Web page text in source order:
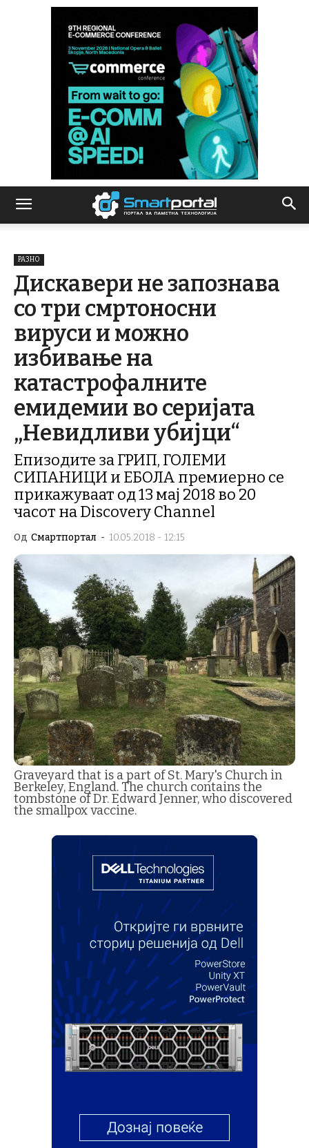
РАЗНО
Дискавери не запознава
со три смртоносни
вируси и можно
избивање на
катастрофалните
емидемии во серијата
„Невидливи убијци“
Епизодите за ГРИП, ГОЛЕМИ
СИПАНИЦИ и ЕБОЛА премиерно се
прикажуваат од 13 мај 2018 во 20
часот на Discovery Channel
Од Смартпортал - 10.05.2018 - 12:15
Graveyard that is a part of St. Mary's Church in
Berkeley, England. The church contains the
tombstone of Dr. Edward Jenner, who discovered
the smallpox vaccine.